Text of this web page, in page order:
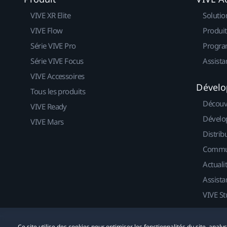
VIVE XR Elite
VIVE Flow
Série VIVE Pro
Série VIVE Focus
VIVE Accessoires
Tous les produits
VIVE Ready
VIVE Mars
VIVE